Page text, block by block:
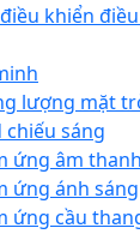
khiển
lượng mặt
chiếu sáng
ứng âm thanh
ứng ánh sáng
ứng cầu